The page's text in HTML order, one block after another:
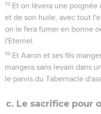
15 Et on lèvera une poignée
et de son huile, avec tout
on le fera fumer en bonne
l'Eternel.
16 Et Aaron et ses fils
mangera sans levain dans
le parvis du Tabernacle
c. Le sacrifice pour